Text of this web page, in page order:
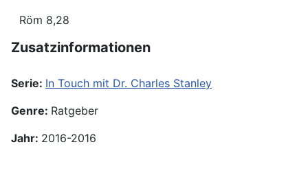
Röm 8,28
Zusatz­informationen
Serie: In Touch mit Dr. Charles Stanley
Genre: Ratgeber
Jahr: 2016-2016